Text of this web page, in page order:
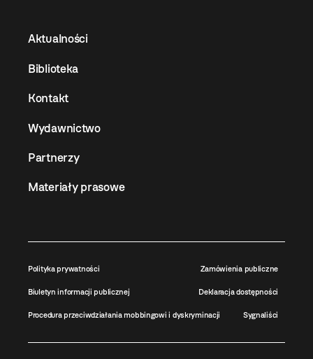
Aktualności
Biblioteka
Kontakt
Wydawnictwo
Partnerzy
Materiały prasowe
Polityka prywatności Zamówienia publiczne
Biuletyn informacji publicznej Deklaracja dostępności
Procedura przeciwdziałania mobbingowi i dyskryminacji Sygnaliści